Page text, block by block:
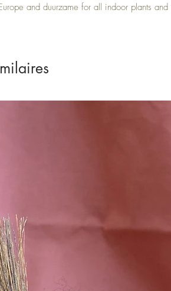
and duurzame for all indoor plants and